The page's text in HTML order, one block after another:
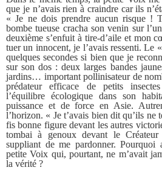
que je n’avais rien à craindre car ils
« Je ne dois prendre aucun risque !
bombe tueuse cracha son venin sur
deuxième s’enfuit à tire-d’aile et mon
tuer un innocent, je l’avais ressenti. Le
quelques secondes si bien que je
sur son dos : deux larges bandes
jardins… important pollinisateur de
prédateur efficace de petits
l’équilibre écologique dans son
puissance et de force en Asie.
l’horizon. « Je t’avais bien dit qu’ils ne
fis bonne figure devant les autres
tombai à genoux devant le
suppliant de me pardonner.
petite Voix qui, pourtant, ne m’avait
la vérité ?